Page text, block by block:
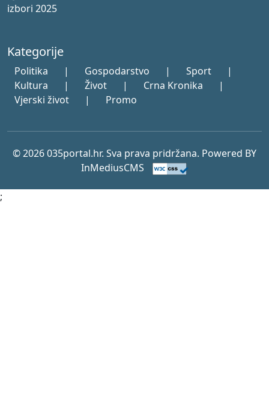
izbori 2025
Kategorije
Politika | Gospodarstvo | Sport
|
Kultura
| Život | Crna Kronika
|
Vjerski život
| Promo
© 2026 035portal.hr. Sva prava pridržana. Powered BY
InMediusCMS
;